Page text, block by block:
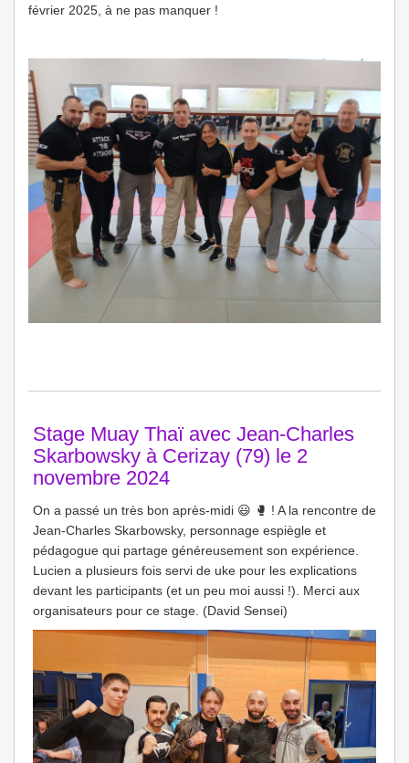
février 2025, à ne pas manquer !
Stage Muay Thaï avec Jean-Charles
Skarbowsky à Cerizay (79) le 2
novembre 2024
On a passé un très bon après-midi 😃 🥊 ! A la rencontre de
Jean-Charles Skarbowsky, personnage espiègle et
pédagogue qui partage généreusement son expérience.
Lucien a plusieurs fois servi de uke pour les explications
devant les participants (et un peu moi aussi !). Merci aux
organisateurs pour ce stage. (David Sensei)